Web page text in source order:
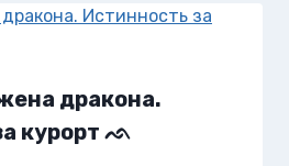
дракона.
курорт ᨒ